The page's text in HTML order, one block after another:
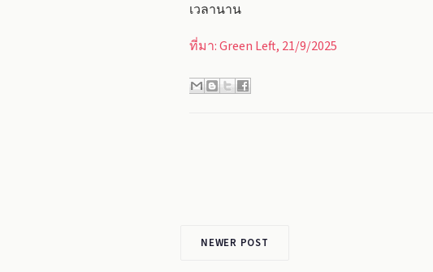
เวลานาน
ที่มา: Green Left, 21/9/2025
NEWER POST